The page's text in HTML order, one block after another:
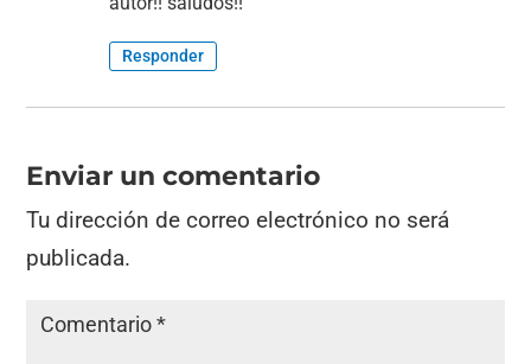
Responder
Enviar un comentario
Tu dirección de correo electrónico no será
publicada.